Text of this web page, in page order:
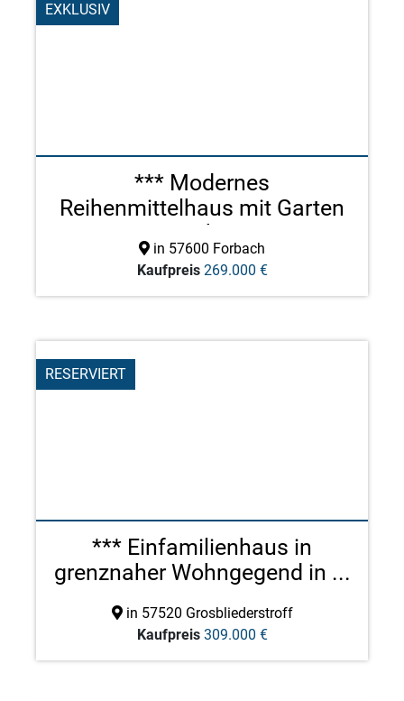
EXKLUSIV
*** Modernes
Reihenmittelhaus mit Garten
in ruh ...
in 57600 Forbach
Kaufpreis 269.000 €
RESERVIERT
*** Einfamilienhaus in
grenznaher Wohngegend in ...
in 57520 Grosbliederstroff
Kaufpreis 309.000 €